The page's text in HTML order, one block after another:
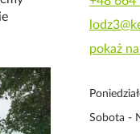
pokaż
Sobota -